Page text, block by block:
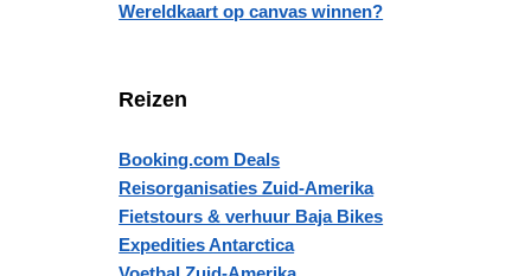
Wereldkaart op canvas winnen?
Reizen
Booking.com Deals
Reisorganisaties Zuid-Amerika
Fietstours & verhuur Baja Bikes
Expedities Antarctica